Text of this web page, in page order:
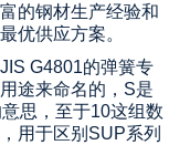
的钢材生产经验和
优供应方案。
G4801的弹簧专
途来命名的，S是
思，至于10这组数
用于区别SUP系列